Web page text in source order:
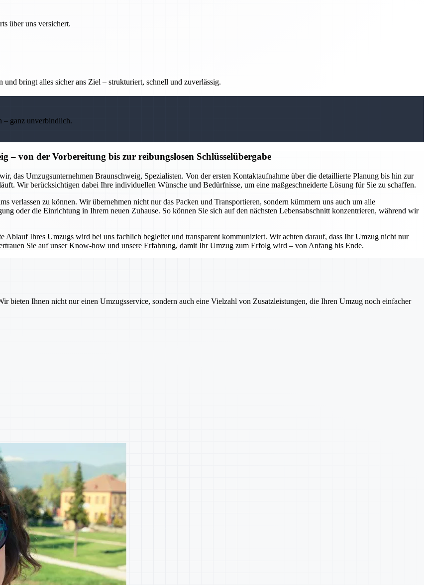
über uns versichert.
bringt alles sicher ans Ziel – strukturiert, schnell und zuverlässig.
– ganz unverbindlich.
– von der Vorbereitung bis zur reibungslosen Schlüsselübergabe
das Umzugsunternehmen Braunschweig, Spezialisten. Von der ersten Kontaktaufnahme über die detaillierte Planung bis hin zur
Wir berücksichtigen dabei Ihre individuellen Wünsche und Bedürfnisse, um eine maßgeschneiderte Lösung für Sie zu schaffen.
verlassen zu können. Wir übernehmen nicht nur das Packen und Transportieren, sondern kümmern uns auch um alle
oder die Einrichtung in Ihrem neuen Zuhause. So können Sie sich auf den nächsten Lebensabschnitt konzentrieren, während wir
Ablauf Ihres Umzugs wird bei uns fachlich begleitet und transparent kommuniziert. Wir achten darauf, dass Ihr Umzug nicht nur
Sie auf unser Know-how und unsere Erfahrung, damit Ihr Umzug zum Erfolg wird – von Anfang bis Ende.
bieten Ihnen nicht nur einen Umzugsservice, sondern auch eine Vielzahl von Zusatzleistungen, die Ihren Umzug noch einfacher